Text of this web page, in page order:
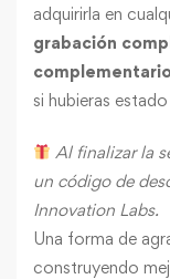
adquirirla en
grabación
si hubieras
Al finalizar la
un código de
Innovation Labs.
Una forma de
construyendo